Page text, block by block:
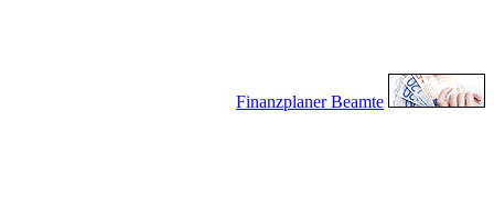
Finanzplaner Beamte